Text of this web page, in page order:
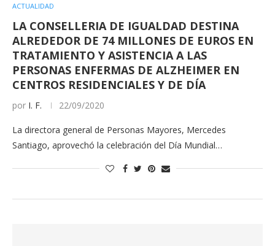
ACTUALIDAD
LA CONSELLERIA DE IGUALDAD DESTINA
ALREDEDOR DE 74 MILLONES DE EUROS EN
TRATAMIENTO Y ASISTENCIA A LAS
PERSONAS ENFERMAS DE ALZHEIMER EN
CENTROS RESIDENCIALES Y DE DÍA
por I. F. 22/09/2020
La directora general de Personas Mayores, Mercedes
Santiago, aprovechó la celebración del Día Mundial…